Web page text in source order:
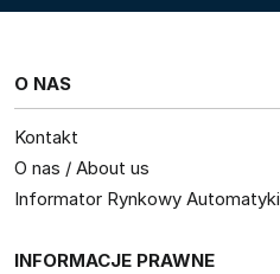
O NAS
Kontakt
O nas / About us
Informator Rynkowy Automatyki
INFORMACJE PRAWNE